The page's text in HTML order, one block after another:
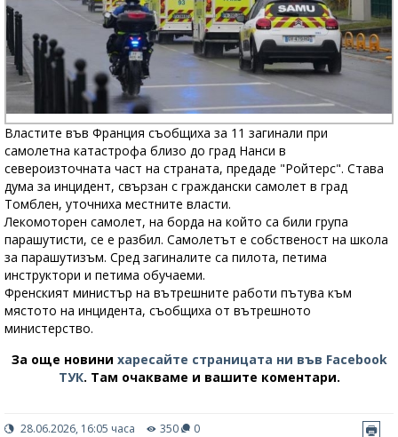
Властите във Франция съобщиха за 11 загинали при
самолетна катастрофа близо до град Нанси в
североизточната част на страната, предаде "Ройтерс". Става
дума за инцидент, свързан с граждански самолет в град
Томблен, уточниха местните власти.
Лекомоторен самолет, на борда на който са били група
парашутисти, се е разбил. Самолетът е собственост на школа
за парашутизъм. Сред загиналите са пилота, петима
инструктори и петима обучаеми.
Френският министър на вътрешните работи пътува към
мястото на инцидента, съобщиха от вътрешното
министерство.
За още новини харесайте страницата ни във Facebook
ТУК. Там очакваме и вашите коментари.
28.06.2026, 16:05 часа 350 0